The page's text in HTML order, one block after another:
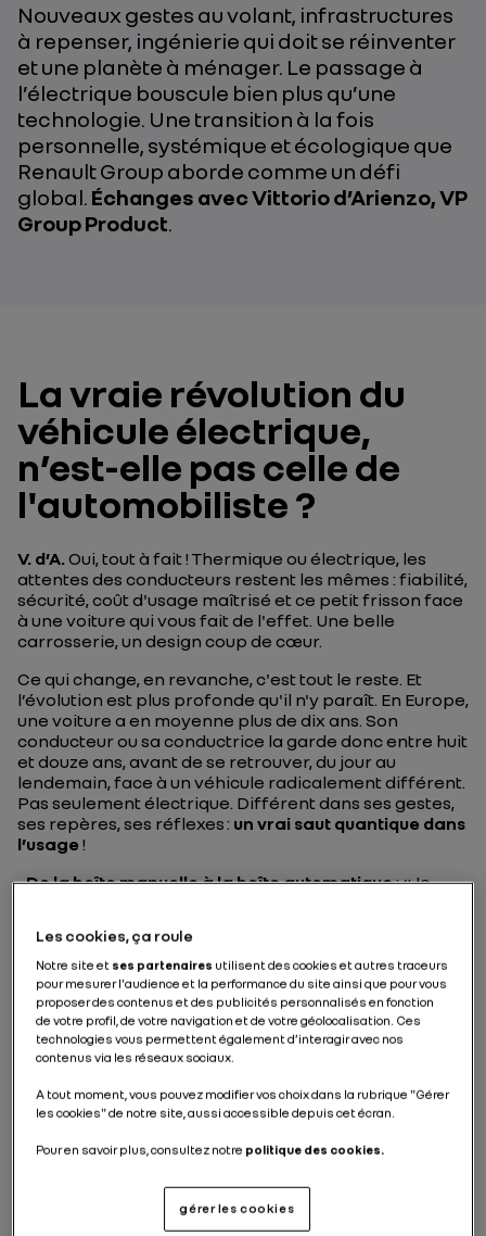
Nouveaux gestes au volant, infrastructures
à repenser, ingénierie qui doit se réinventer
et une planète à ménager. Le passage à
l’électrique bouscule bien plus qu’une
technologie. Une transition à la fois
personnelle, systémique et écologique que
Renault Group aborde comme un défi
global. Échanges avec Vittorio d’Arienzo, VP
Group Product.
La vraie révolution du
véhicule électrique,
n’est-elle pas celle de
l'automobiliste ?
V. d’A.Oui, tout à fait ! Thermique ou électrique, les
attentes des conducteurs restent les mêmes : fiabilité,
sécurité, coût d'usage maîtrisé et ce petit frisson face
à une voiture qui vous fait de l'effet. Une belle
carrosserie, un design coup de cœur.
Ce qui change, en revanche, c'est tout le reste. Et
l’évolution est plus profonde qu'il n'y paraît. En Europe,
une voiture a en moyenne plus de dix ans. Son
conducteur ou sa conductrice la garde donc entre huit
et douze ans, avant de se retrouver, du jour au
lendemain, face à un véhicule radicalement différent.
Pas seulement électrique. Différent dans ses gestes,
ses repères, ses réflexes : un vrai saut quantique dans
l’usage !
De la boîte manuelle à la boîte automatique: « Je
Du simpleBluetooth
où je branchais simplement mon téléphone, je me
retrouve face à un écosystème numérique que je ne
maîtrise pas encore. »
Du plein de carburant à la recharge: « Là où je
m'arrêtais cinq minutes à la station, je dois
maintenant planifier et anticiper ».
Carburant ou autonomie: « Là où je jetais un coup
d’œil à ma jauge d'essence, je dois maintenant
connais pas encore les limites réelles ».
Les cookies, ça roule
Notre site et ses partenaires utilisent des cookies et autres traceurs
pour mesurer l'audience et la performance du site ainsi que pour vous
proposer des contenus et des publicités personnalisés en fonction
de votre profil, de votre navigation et de votre géolocalisation. Ces
technologies vous permettent également d’interagir avec nos
contenus via les réseaux sociaux.
A tout moment, vous pouvez modifier vos choix dans la rubrique "Gérer
les cookies" de notre site, aussi accessible depuis cet écran.
Pour en savoir plus, consultez notre politique des cookies.
gérer les cookies